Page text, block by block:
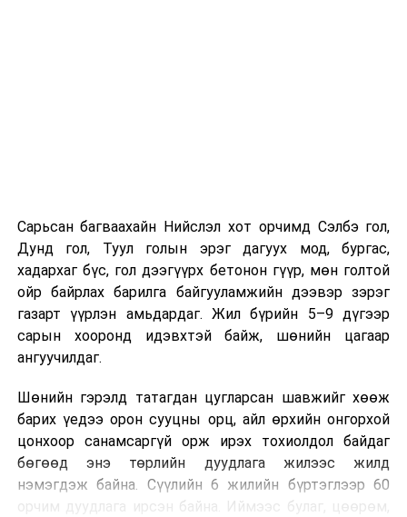
Сарьсан багваахайн Нийслэл хот орчимд Сэлбэ гол,
Дунд гол, Туул голын эрэг дагуух мод, бургас,
хадархаг бүс, гол дээгүүрх бетонон гүүр, мөн голтой
ойр байрлах барилга байгууламжийн дээвэр зэрэг
газарт үүрлэн амьдардаг. Жил бүрийн 5–9 дүгээр
сарын хооронд идэвхтэй байж, шөнийн цагаар
ангуучилдаг.
Шөнийн гэрэлд татагдан цугларсан шавжийг хөөж
барих үедээ орон сууцны орц, айл өрхийн онгорхой
цонхоор санамсаргүй орж ирэх тохиолдол байдаг
бөгөөд энэ төрлийн дуудлага жилээс жилд
нэмэгдэж байна. Сүүлийн 6 жилийн бүртэглээр 60
орчим дуудлага ирсэн байна. Иймээс булаг, цөөрөм,